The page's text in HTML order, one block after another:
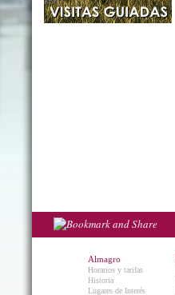
Almagro
Horarios y tarifas
Historia
Lugares de Interés